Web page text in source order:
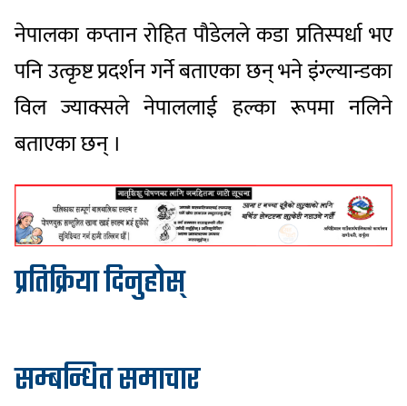
नेपालका कप्तान रोहित पौडेलले कडा प्रतिस्पर्धा भए
पनि उत्कृष्ट प्रदर्शन गर्ने बताएका छन् भने इंग्ल्यान्डका
विल ज्याक्सले नेपाललाई हल्का रूपमा नलिने
बताएका छन् ।
प्रतिक्रिया दिनुहोस्
सम्बन्धित समाचार